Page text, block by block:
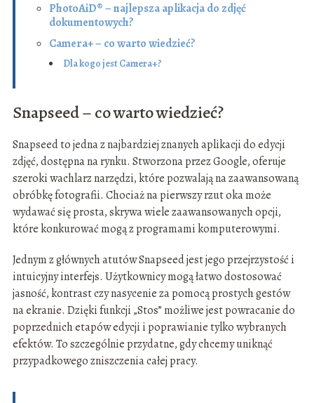
PhotoAiD® – najlepsza aplikacja do zdjęć
dokumentowych?
Camera+ – co warto wiedzieć?
Dla kogo jest Camera+?
Snapseed – co warto wiedzieć?
Snapseed to jedna z najbardziej znanych aplikacji do edycji
zdjęć, dostępna na rynku. Stworzona przez Google, oferuje
szeroki wachlarz narzędzi, które pozwalają na zaawansowaną
obróbkę fotografii. Chociaż na pierwszy rzut oka może
wydawać się prosta, skrywa wiele zaawansowanych opcji,
które konkurować mogą z programami komputerowymi.
Jednym z głównych atutów Snapseed jest jego przejrzystość i
intuicyjny interfejs. Użytkownicy mogą łatwo dostosować
jasność, kontrast czy nasycenie za pomocą prostych gestów
na ekranie. Dzięki funkcji „Stos” możliwe jest powracanie do
poprzednich etapów edycji i poprawianie tylko wybranych
efektów. To szczególnie przydatne, gdy chcemy uniknąć
przypadkowego zniszczenia całej pracy.